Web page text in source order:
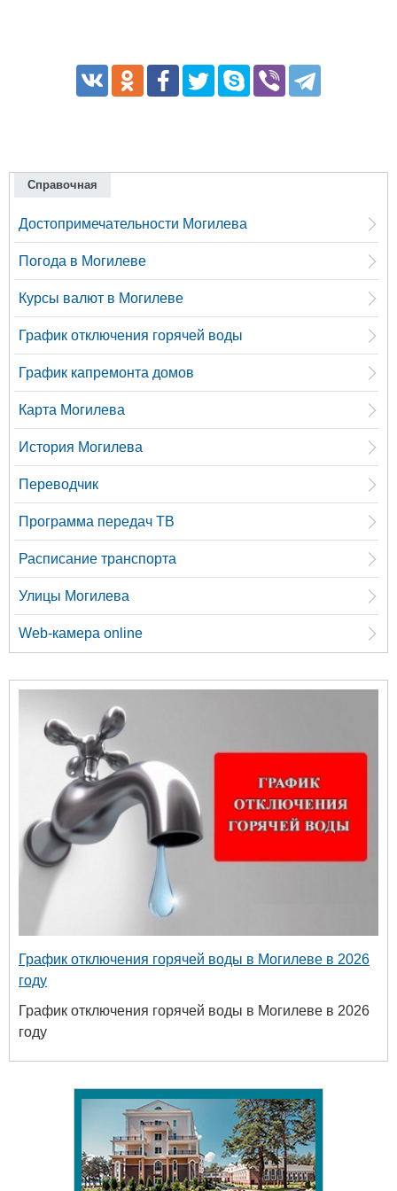
Справочная
Достопримечательности Могилева
Погода в Могилеве
Курсы валют в Могилеве
График отключения горячей воды
График капремонта домов
Карта Могилева
История Могилева
Переводчик
Программа передач ТВ
Расписание транспорта
Улицы Могилева
Web-камера online
График отключения горячей воды в Могилеве в 2026
году
График отключения горячей воды в Могилеве в 2026
году